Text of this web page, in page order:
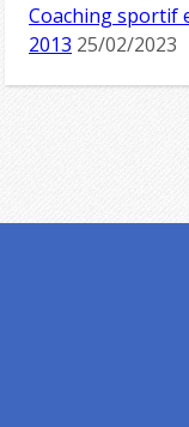
Coaching sportif
2013 25/02/2023